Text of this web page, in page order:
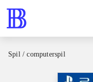
Spil / computerspil